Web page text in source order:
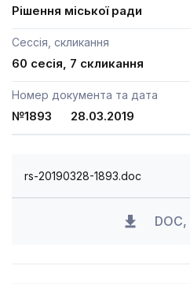
Рішення міської ради
Сессія, скликання
60 сесія, 7 скликання
Номер документа та дата
№1893 28.03.2019
rs-20190328-1893.doc